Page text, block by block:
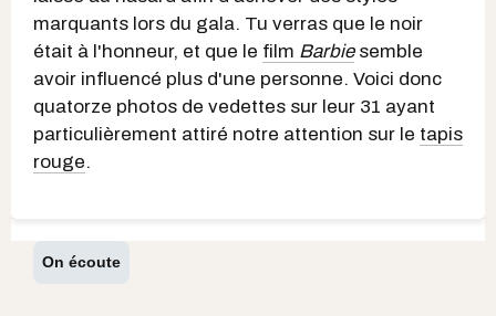
marquants lors du gala. Tu verras que le noir
était à l'honneur, et que le film Barbiesemble
avoir influencé plus d'une personne. Voici donc
quatorze photos de vedettes sur leur 31 ayant
particulièrement attiré notre attention sur le tapis
rouge.
On écoute